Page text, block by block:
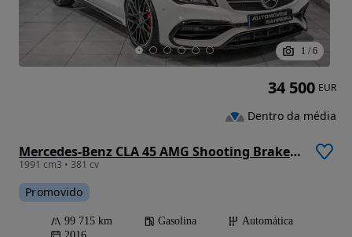
1 / 6
Mercedes-Benz CLA 45 AMG Shooting Brake 4-Matic
1991 cm3 • 381 cv
Promovido
99 715 km Gasolina
Automática
34 500 EUR
Dentro da média